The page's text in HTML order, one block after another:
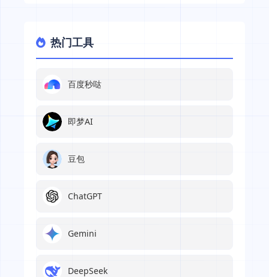
热门工具
百度秒哒
即梦AI
豆包
ChatGPT
Gemini
DeepSeek